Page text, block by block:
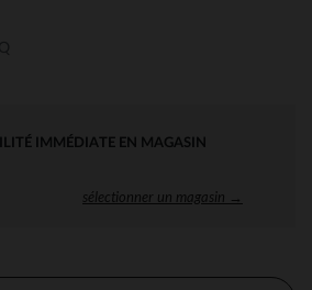
IMMÉDIATE EN MAGASIN
sélectionner un magasin →